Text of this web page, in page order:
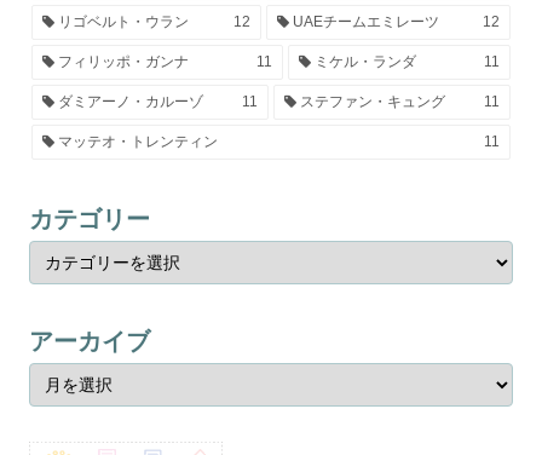
リゴベルト・ウラン 12 UAEチームエミレーツ 12
フィリッポ・ガンナ 11 ミケル・ランダ 11
ダミアーノ・カルーゾ 11 ステファン・キュング 11
マッテオ・トレンティン 11
カテゴリー
アーカイブ